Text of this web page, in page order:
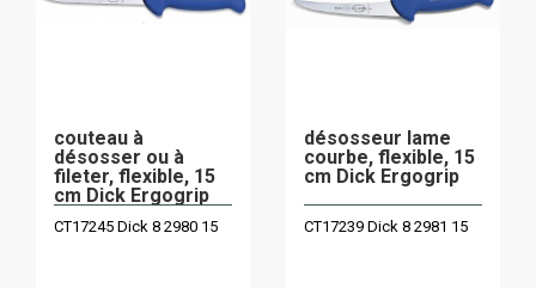
couteau à
désosser ou à
fileter, flexible, 15
cm Dick Ergogrip
CT17245 Dick 8 2980 15
désosseur lame
courbe, flexible, 15
cm Dick Ergogrip
CT17239 Dick 8 2981 15